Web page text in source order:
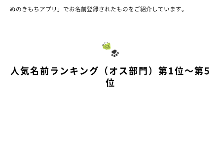
ぬのきもちアプリ」でお名前登録されたものをご紹介しています。
人気名前ランキング（オス部門）第1位～第5
位